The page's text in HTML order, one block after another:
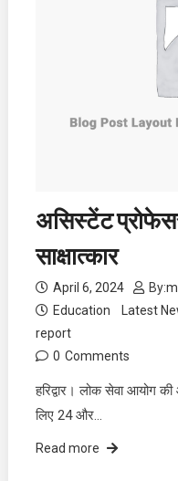
असिस्टेंट प्रोफेसर
साक्षात्कार
April 6, 2024 By:
Education
Latest
report
0 Comments
हरिद्वार। लोक सेवा आयोग
लिए 24 और…
Read more